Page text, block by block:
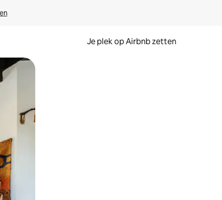
Je plek op Airbnb zetten
of swipen.